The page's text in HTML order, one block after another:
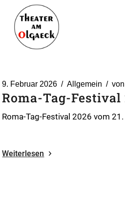
Inhalt
springen
9. Februar 2026 Allgemein von
Roma-Tag-Festival
Roma-Tag-Festival 2026 vom
Weiterlesen